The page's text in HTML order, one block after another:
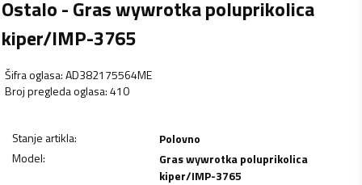
Ostalo - Gras wywrotka poluprikolica
kiper/IMP-3765
Šifra oglasa:AD382175564ME
Broj pregleda oglasa:410
Stanje artikla:
Polovno
Model:
Gras wywrotka poluprikolica
kiper/IMP-3765